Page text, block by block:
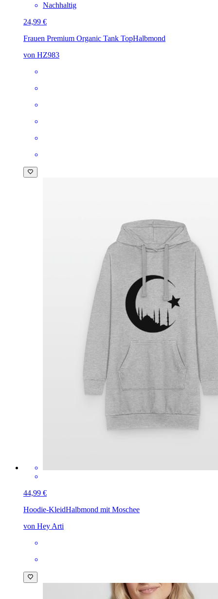
Nachhaltig
24,99 €
Frauen Premium Organic Tank TopHalbmond
von HZ983
44,99 €
Hoodie-KleidHalbmond mit Moschee
von Hey Arti